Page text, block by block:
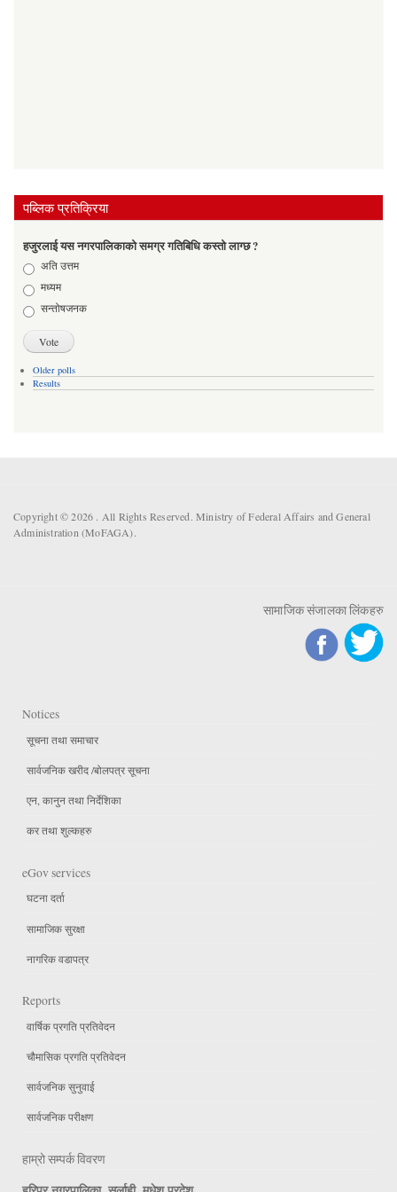
पब्लिक प्रतिक्रिया
हजुरलाई यस नगरपालिकाको समग्र गतिबिधि कस्तो लाग्छ ?
Choicesअति उत्तम
मध्यम
सन्तोषजनक
Older polls
Results
Copyright © 2026 . All Rights Reserved. Ministry of Federal Affairs and General
Administration (MoFAGA).
सामाजिक संजालका लिंकहरु
Notices
सूचना तथा समाचार
सार्वजनिक खरीद /बोलपत्र सूचना
एन, कानुन तथा निर्देशिका
कर तथा शुल्कहरु
eGov services
घटना दर्ता
सामाजिक सुरक्षा
नागरिक वडापत्र
Reports
वार्षिक प्रगति प्रतिवेदन
चौमासिक प्रगति प्रतिवेदन
सार्वजनिक सुनुवाई
सार्वजनिक परीक्षण
हाम्रो सम्पर्क विवरण